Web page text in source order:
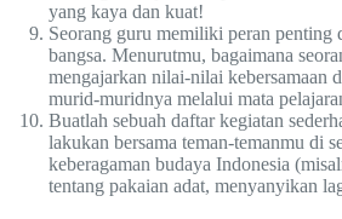
yang kaya dan kuat!
Seorang guru memiliki peran penting
bangsa. Menurutmu, bagaimana
mengajarkan nilai-nilai kebersamaan
murid-muridnya melalui mata
Buatlah sebuah daftar kegiatan
lakukan bersama teman-temanmu di
keberagaman budaya Indonesia
tentang pakaian adat, menyanyikan